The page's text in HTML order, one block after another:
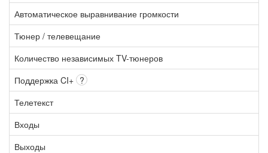
Автоматическое выравнивание громкости
Тюнер / телевещание
Количество независимых TV-тюнеров
Поддержка CI+ ?
Телетекст
Входы
Выходы